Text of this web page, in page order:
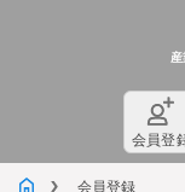
会員登
会員登録